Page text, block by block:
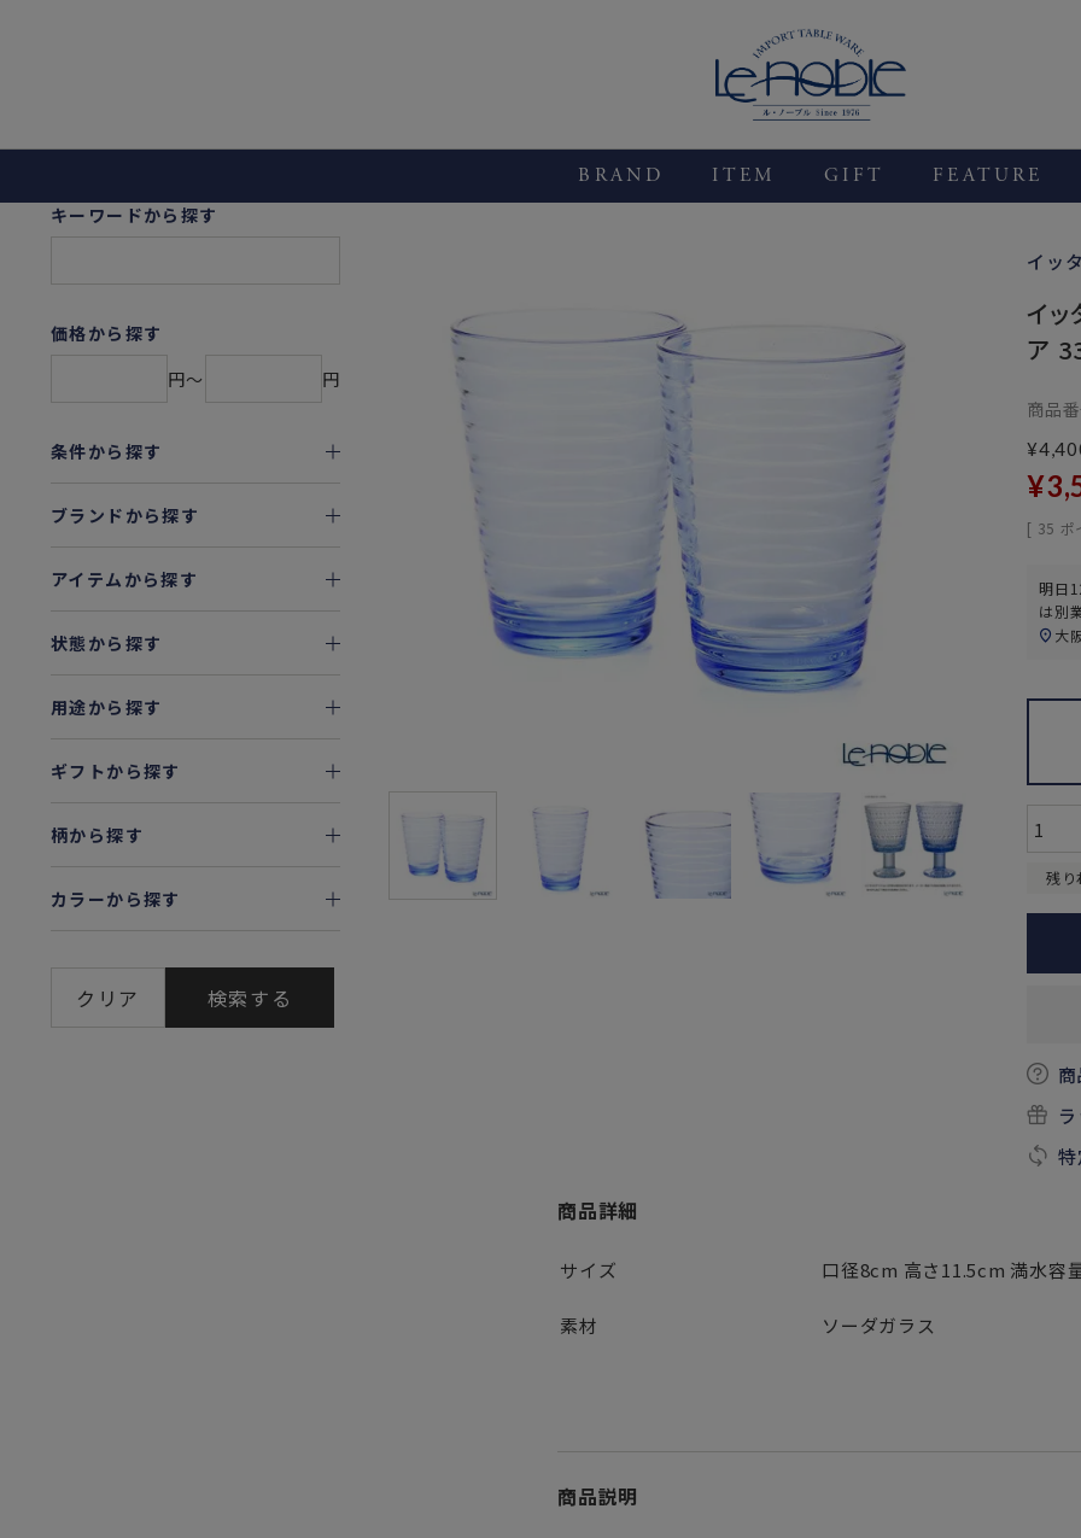
BRAND ITEM GIFT FEATURE
キーワードから探す
価格から探す
円〜
円
条件から探す
ブランドから探す
アイテムから探す
状態から探す
用途から探す
ギフトから探す
柄から探す
カラーから探す
クリア 検索する
イッ
イッ
ア
商品
¥
¥
[ 35 ポ
明日
は別
大
残り
商品詳細
サイズ 口径8cm 高さ11.5cm 満水容
素材 ソーダガラス
商品説明